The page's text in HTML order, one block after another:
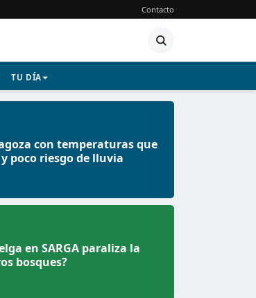
Contacto
TU DÍA
con temperaturas que
poco riesgo de lluvia
en SARGA paraliza la
bosques?